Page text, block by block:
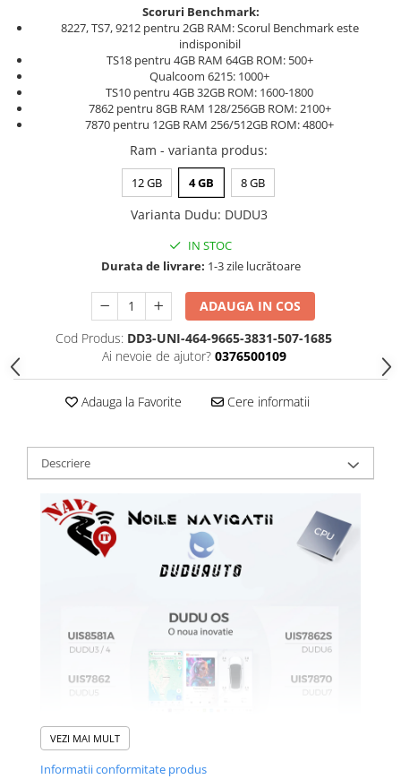
Scoruri Benchmark:
8227, TS7, 9212 pentru 2GB RAM: Scorul Benchmark este
indisponibil
TS18 pentru 4GB RAM 64GB ROM: 500+
Qualcoom 6215: 1000+
TS10 pentru 4GB 32GB ROM: 1600-1800
7862 pentru 8GB RAM 128/256GB ROM: 2100+
7870 pentru 12GB RAM 256/512GB ROM: 4800+
Ram - varianta produs:
12 GB 4 GB 8 GB
Varianta Dudu: DUDU3
IN STOC
Durata de livrare: 1-3 zile lucrătoare
ADAUGA IN COS
Cod Produs: DD3-UNI-464-9665-3831-507-1685
Ai nevoie de ajutor? 0376500109
Adauga la Favorite Cere informatii
Descriere
VEZI MAI MULT
Informatii conformitate produs